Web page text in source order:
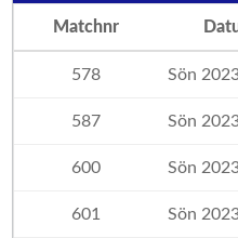
Matchnr
578 Sön
587 Sön
600 Sön
601 Sön